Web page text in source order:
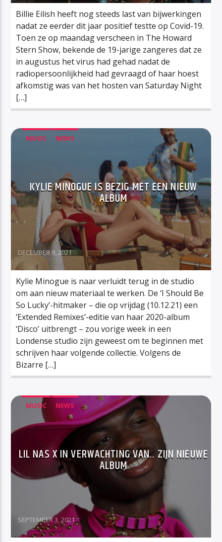
Billie Eilish heeft nog steeds last van bijwerkingen
nadat ze eerder dit jaar positief testte op Covid-19.
Toen ze op maandag verscheen in The Howard
Stern Show, bekende de 19-jarige zangeres dat ze
in augustus het virus had gehad nadat de
radiopersoonlijkheid had gevraagd of haar hoest
afkomstig was van het hosten van Saturday Night
[…]
MUSIC NEWS
KYLIE MINOGUE IS BEZIG MET EEN NIEUW
ALBUM
DECEMBER 9, 2021
Kylie Minogue is naar verluidt terug in de studio
om aan nieuw materiaal te werken. De ‘I Should Be
So Lucky’-hitmaker – die op vrijdag (10.12.21) een
‘Extended Remixes’-editie van haar 2020-album
‘Disco’ uitbrengt – zou vorige week in een
Londense studio zijn geweest om te beginnen met
schrijven haar volgende collectie. Volgens de
Bizarre […]
MUSIC NEWS
LIL NAS X IN VERWACHTING VAN.. ZIJN NIEUWE
ALBUM
SEPTEMBER 3, 2021